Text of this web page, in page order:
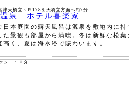
津天橋立～Ｒ178を天橋立方面へ約7分
温泉 ホテル喜楽家
日本庭園の露天風呂は源泉を敷地内に
た景観も部屋から満喫。冬は新鮮な松
高く、夏は海水浴で賑わいます。
シー１０分